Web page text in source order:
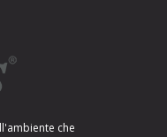
che